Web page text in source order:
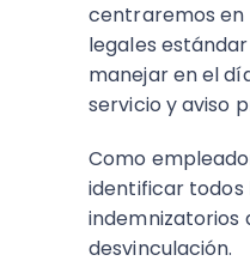
centraremos en
legales
manejar en el
servicio y aviso
Como
identificar
indemnizatorios
desvinculación.